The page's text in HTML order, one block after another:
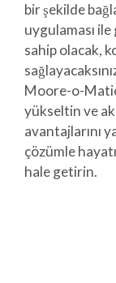
bir şekilde
uygulaması
sahip olacak,
Moore-o-
yükseltin ve
avantajlarını
çözümle
hale getirin.